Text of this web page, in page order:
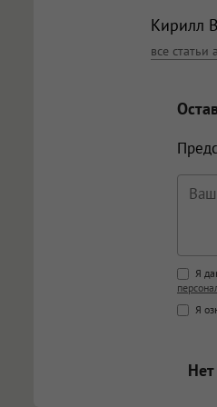
Кирилл
все статьи
Я
Я